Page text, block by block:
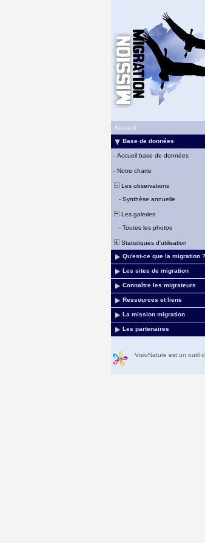
Accueil
Base de données
- Accueil base de données
- Notre charte
Les observations
- Synthèse annuelle
Les galeries
- Toutes les photos
Statistiques d'utilisation
Qu'est-ce que la migration ?
Les sites de migration
Connaître les migrateurs
Ressources et liens
La mission migration
Les partenaires
VisioNature est un outil